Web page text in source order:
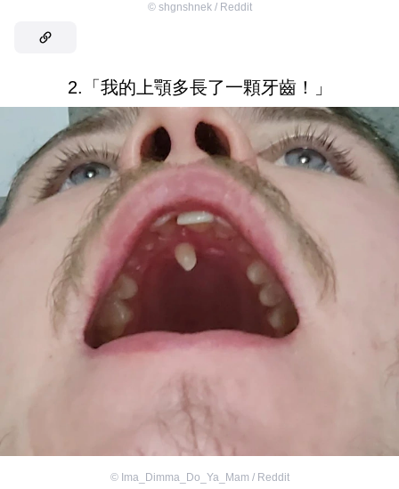
© shgnshnek / Reddit
2.「我的上顎多長了一顆牙齒！」
© Ima_Dimma_Do_Ya_Mam / Reddit